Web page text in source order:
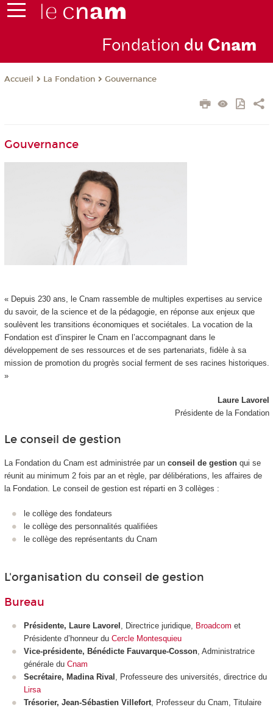
Fondation du Cnam
Accueil La Fondation Gouvernance
Gouvernance
« Depuis 230 ans, le Cnam rassemble de multiples expertises au service
du savoir, de la science et de la pédagogie, en réponse aux enjeux que
soulèvent les transitions économiques et sociétales. La vocation de la
Fondation est d’inspirer le Cnam en l’accompagnant dans le
développement de ses ressources et de ses partenariats, fidèle à sa
mission de promotion du progrès social ferment de ses racines historiques.
»
Laure Lavorel
Présidente de la Fondation
Le conseil de gestion
La Fondation du Cnam est administrée par unconseil de gestion qui se
réunit au minimum 2 fois par an et règle, par délibérations, les affaires de
la Fondation. Le conseil de gestion est réparti en 3 collèges :
le collège des fondateurs
le collège des personnalités qualifiées
le collège des représentants du Cnam
L'organisation du conseil de gestion
Bureau
Présidente, Laure Lavorel , Directrice juridique, Broadcom et
Présidente d’honneur du Cercle Montesquieu
Vice-présidente, Bénédicte Fauvarque-Cosson, Administratrice
générale du Cnam
Secrétaire, Madina Rival , Professeure des universités, directrice du
Lirsa
Trésorier, Jean-Sébastien Villefort, Professeur du Cnam, Titulaire